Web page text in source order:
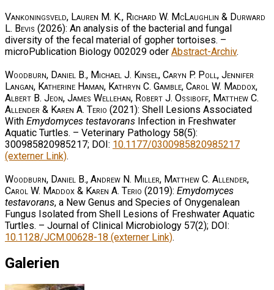
Vankoningsveld, Lauren M. K., Richard W. McLaughlin & Durward
L. Bevis (2026): An analysis of the bacterial and fungal
diversity of the fecal material of gopher tortoises. –
microPublication Biology 002029 oder Abstract-Archiv.
Woodburn, Daniel B., Michael J. Kinsel, Caryn P. Poll, Jennifer
Langan, Katherine Haman, Kathryn C. Gamble, Carol W. Maddox,
Albert B. Jeon, James Wellehan, Robert J. Ossiboff, Matthew C.
Allender & Karen A. Terio (2021): Shell Lesions Associated
With Emydomyces testavorans Infection in Freshwater
Aquatic Turtles. – Veterinary Pathology 58(5):
300985820985217; DOI: 10.1177/0300985820985217
(externer Link).
Woodburn, Daniel B., Andrew N. Miller, Matthew C. Allender,
Carol W. Maddox & Karen A. Terio (2019): Emydomyces
testavorans, a New Genus and Species of Onygenalean
Fungus Isolated from Shell Lesions of Freshwater Aquatic
Turtles. – Journal of Clinical Microbiology 57(2); DOI:
10.1128/JCM.00628-18 (externer Link).
Galerien